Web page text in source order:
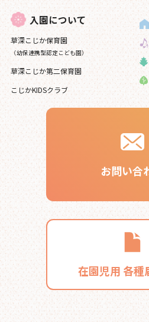
こじかKIDS
ホ
こじかの
採用
入園について
草深こじか保育園
（幼保連携型認定こども園）
草深こじか第二保育園
こじかKIDSクラブ
お問い合
在園児用 各種